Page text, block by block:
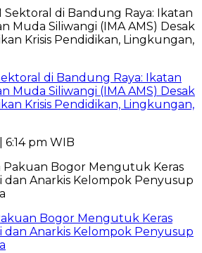
di Bandung Raya: Ikatan
Muda Siliwangi (IMA AMS) Desak
Krisis Pendidikan, Lingkungan,
6:14 pm WIB
Bogor Mengutuk Keras
dan Anarkis Kelompok Penyusup